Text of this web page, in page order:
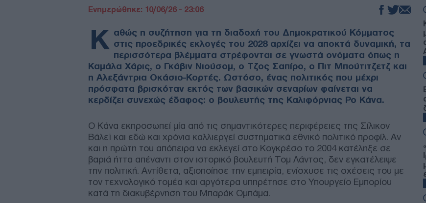
Ενημερώθηκε: 10/06/26 - 23:06
Κ αθώς η συζήτηση για τη διαδοχή του Δημοκρατικού Κόμματος
στις προεδρικές εκλογές του 2028 αρχίζει να αποκτά δυναμική, τα
περισσότερα βλέμματα στρέφονται σε γνωστά ονόματα όπως η
Καμάλα Χάρις, ο Γκάβιν Νιούσομ, ο Τζος Σαπίρο, ο Πιτ Μπούτιτζετζ και
η Αλεξάντρια Οκάσιο-Κορτές. Ωστόσο, ένας πολιτικός που μέχρι
πρόσφατα βρισκόταν εκτός των βασικών σεναρίων φαίνεται να
κερδίζει συνεχώς έδαφος: ο βουλευτής της Καλιφόρνιας Ρο Κάνα.
Ο Κάνα εκπροσωπεί μία από τις σημαντικότερες περιφέρειες της Σίλικον
Βάλεϊ και εδώ και χρόνια καλλιεργεί συστηματικά εθνικό πολιτικό προφίλ. Αν
και η πρώτη του απόπειρα να εκλεγεί στο Κογκρέσο το 2004 κατέληξε σε
βαριά ήττα απέναντι στον ιστορικό βουλευτή Τομ Λάντος, δεν εγκατέλειψε
την πολιτική. Αντίθετα, αξιοποίησε την εμπειρία, ενίσχυσε τις σχέσεις του με
τον τεχνολογικό τομέα και αργότερα υπηρέτησε στο Υπουργείο Εμπορίου
κατά τη διακυβέρνηση του Μπαράκ Ομπάμα.